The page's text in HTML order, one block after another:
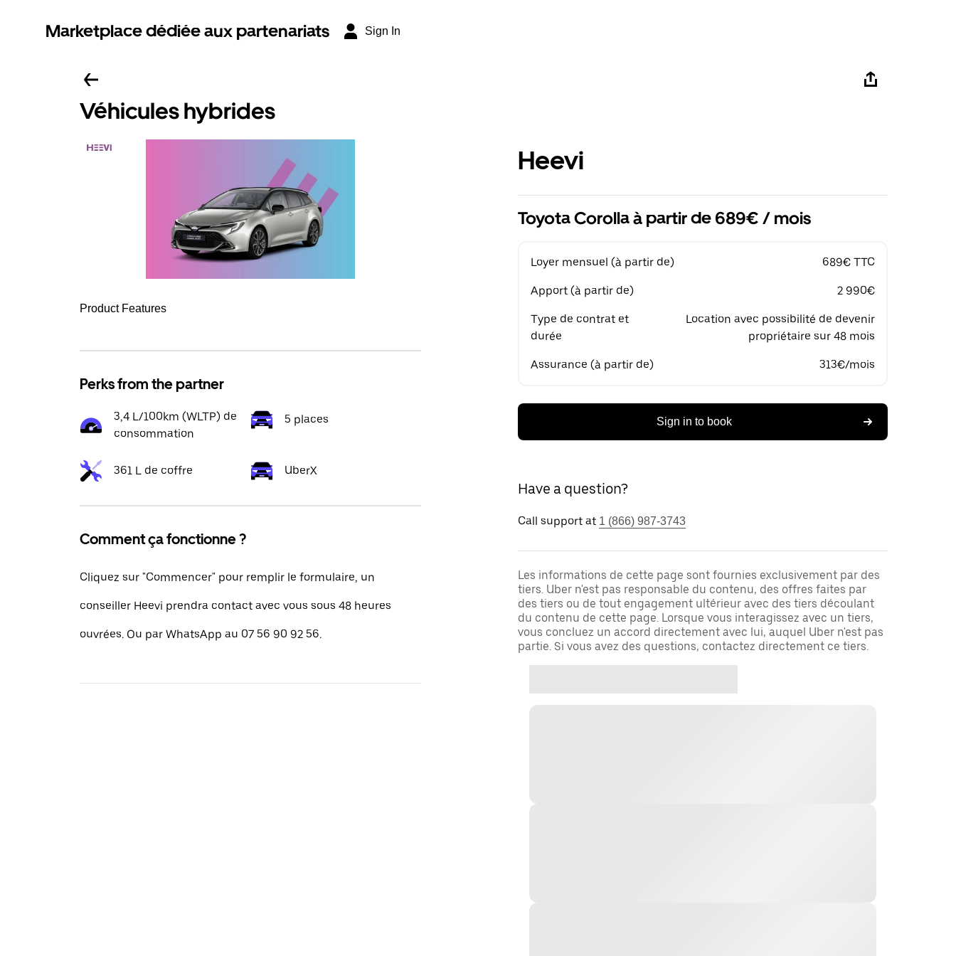
Marketplace dédiée aux partenariats Sign In
Véhicules hybrides
Product Features
Perks from the partner
3,4 L/100km (WLTP) de
consommation
5 places
361 L de coffre UberX
Comment ça fonctionne ?
Cliquez sur "Commencer" pour remplir le formulaire, un
conseiller Heevi prendra contact avec vous sous 48 heures
ouvrées. Ou par WhatsApp au 07 56 90 92 56.
Heevi
Toyota Corolla à partir de 689€ / mois
Loyer mensuel (à partir de) 689€ TTC
Apport (à partir de) 2 990€
Type de contrat et
durée
Location avec possibilité de devenir
propriétaire sur 48 mois
Assurance (à partir de) 313€/mois
Sign in to book
Have a question?
Call support at 1 (866) 987-3743
Les informations de cette page sont fournies exclusivement par des
tiers. Uber n'est pas responsable du contenu, des offres faites par
des tiers ou de tout engagement ultérieur avec des tiers découlant
du contenu de cette page. Lorsque vous interagissez avec un tiers,
vous concluez un accord directement avec lui, auquel Uber n'est pas
partie. Si vous avez des questions, contactez directement ce tiers.